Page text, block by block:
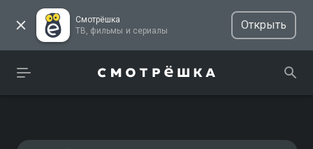
Смотрёшка
ТВ, фильмы и сериалы
Открыть